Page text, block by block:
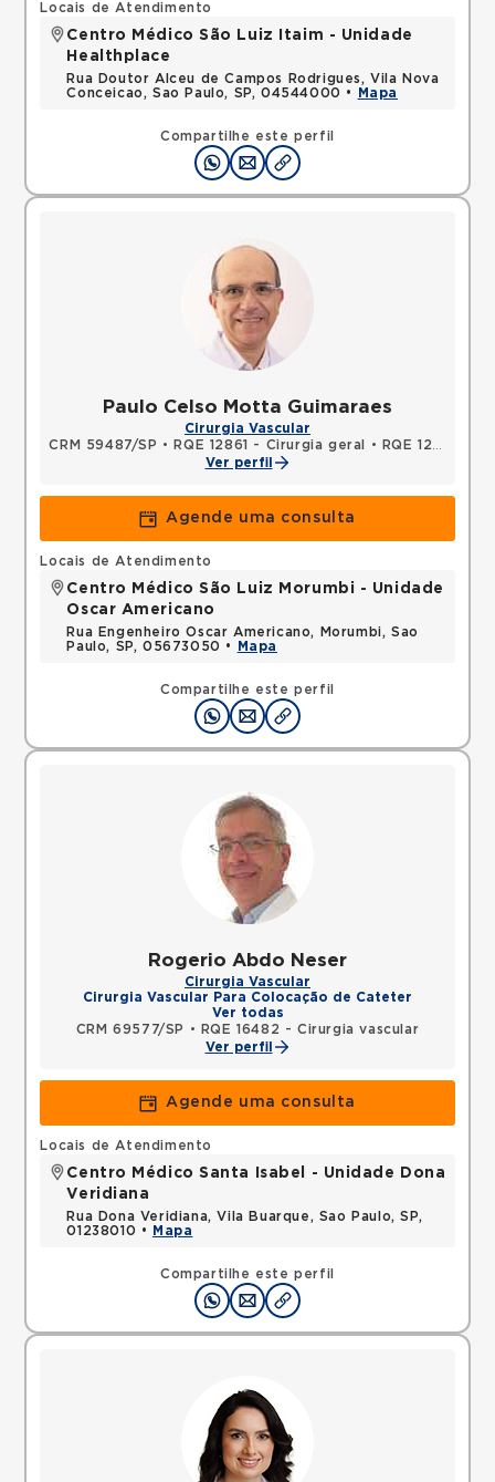
Compartilhe este perfil
Locais de Atendimento
Centro Médico São Luiz Itaim - Unidade
Healthplace
Rua Doutor Alceu de Campos Rodrigues, Vila Nova
Conceicao, Sao Paulo, SP, 04544000 •
Mapa
Paulo Celso Motta Guimaraes
Cirurgia Vascular
CRM 59487/SP • RQE 12861 - Cirurgia geral •
RQE 12980 - Cirurgia vascular
Ver perfil
Agende uma consulta
Compartilhe este perfil
Locais de Atendimento
Centro Médico São Luiz Morumbi - Unidade
Oscar Americano
Rua Engenheiro Oscar Americano, Morumbi, Sao
Paulo, SP, 05673050 •
Mapa
Rogerio Abdo Neser
Cirurgia Vascular
Cirurgia Vascular Para Colocação de Cateter
Ver todas
CRM 69577/SP
•
RQE 16482 - Cirurgia vascular
Ver perfil
Agende uma consulta
Compartilhe este perfil
Locais de Atendimento
Centro Médico Santa Isabel - Unidade Dona
Veridiana
Rua Dona Veridiana, Vila Buarque, Sao Paulo, SP,
01238010 •
Mapa